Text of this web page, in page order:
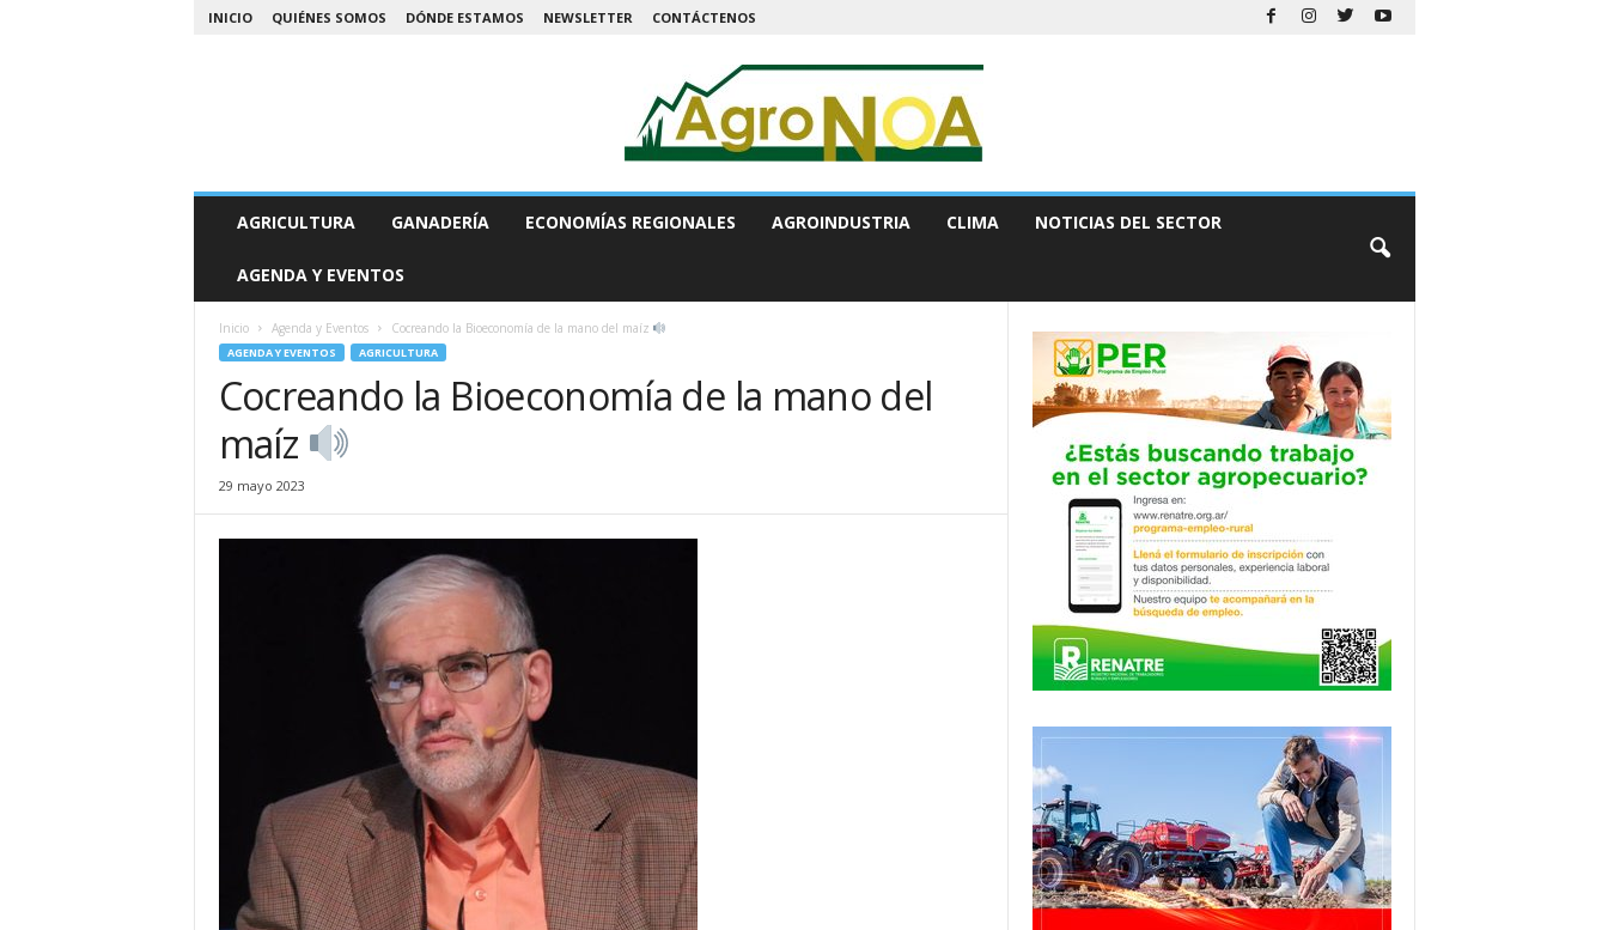
INICIO QUIÉNES SOMOS DÓNDE ESTAMOS NEWSLETTER CONTÁCTENOS
N
AGRICULTURA GANADERÍA ECONOMÍAS REGIONALES AGROINDUSTRIA CLIMA NOTICIAS DEL SECTOR
AGENDA Y EVENTOS
Inicio Agenda y Eventos Cocreando la Bioeconomía de la mano del maíz
AGENDA Y EVENTOS AGRICULTURA
Cocreando la Bioeconomía de la mano del
maíz
29 mayo 2023